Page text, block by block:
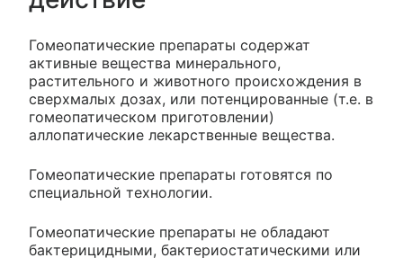
Гомеопатические препараты содержат
активные вещества минерального,
растительного и животного происхождения в
сверхмалых дозах, или потенцированные (т.е. в
гомеопатическом приготовлении)
аллопатические лекарственные вещества.
Гомеопатические препараты готовятся по
специальной технологии.
Гомеопатические препараты не обладают
бактерицидными, бактериостатическими или